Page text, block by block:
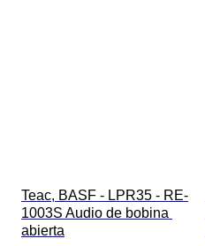
Teac, BASF - LPR35 - RE-
1003S Audio de bobina
abierta